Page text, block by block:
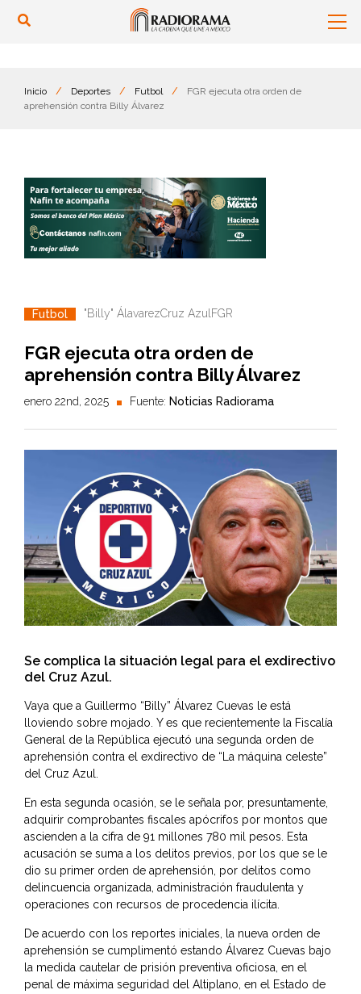
Inicio / Deportes / Futbol /
FGR ejecuta otra orden de
aprehensión contra Billy Álvarez
Futbol "Billy" ÁlavarezCruz Azul FGR
FGR ejecuta otra orden de
aprehensión contra Billy Álvarez
enero 22nd, 2025 Fuente: Noticias Radiorama
Se complica la situación legal para el exdirectivo
del Cruz Azul.
Vaya que a Guillermo “Billy” Álvarez Cuevas le está
lloviendo sobre mojado. Y es que recientemente la Fiscalía
General de la República ejecutó una segunda orden de
aprehensión contra el exdirectivo de “La máquina celeste”
del Cruz Azul.
En esta segunda ocasión, se le señala por, presuntamente,
adquirir comprobantes fiscales apócrifos por montos que
ascienden a la cifra de 91 millones 780 mil pesos. Esta
acusación se suma a los delitos previos, por los que se le
dio su primer orden de aprehensión, por delitos como
delincuencia organizada, administración fraudulenta y
operaciones con recursos de procedencia ilícita.
De acuerdo con los reportes iniciales, la nueva orden de
aprehensión se cumplimentó estando Álvarez Cuevas bajo
la medida cautelar de prisión preventiva oficiosa, en el
penal de máxima seguridad del Altiplano, en el Estado de